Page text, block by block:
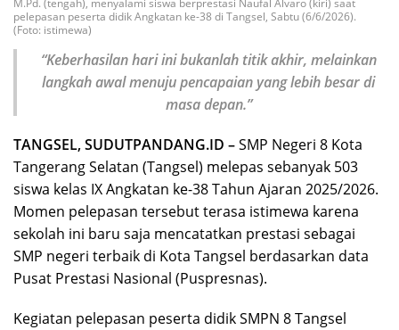
M.Pd. (tengah), menyalami siswa berprestasi Naufal Alvaro (kiri) saat
pelepasan peserta didik Angkatan ke-38 di Tangsel, Sabtu (6/6/2026).
(Foto: istimewa)
“Keberhasilan hari ini bukanlah titik akhir, melainkan
langkah awal menuju pencapaian yang lebih besar di
masa depan.”
TANGSEL, SUDUTPANDANG.ID –SMP Negeri 8 Kota
Tangerang Selatan (Tangsel) melepas sebanyak 503
siswa kelas IX Angkatan ke-38 Tahun Ajaran 2025/2026.
Momen pelepasan tersebut terasa istimewa karena
sekolah ini baru saja mencatatkan prestasi sebagai
SMP negeri terbaik di Kota Tangsel berdasarkan data
Pusat Prestasi Nasional (Puspresnas).
Kegiatan pelepasan peserta didik SMPN 8 Tangsel